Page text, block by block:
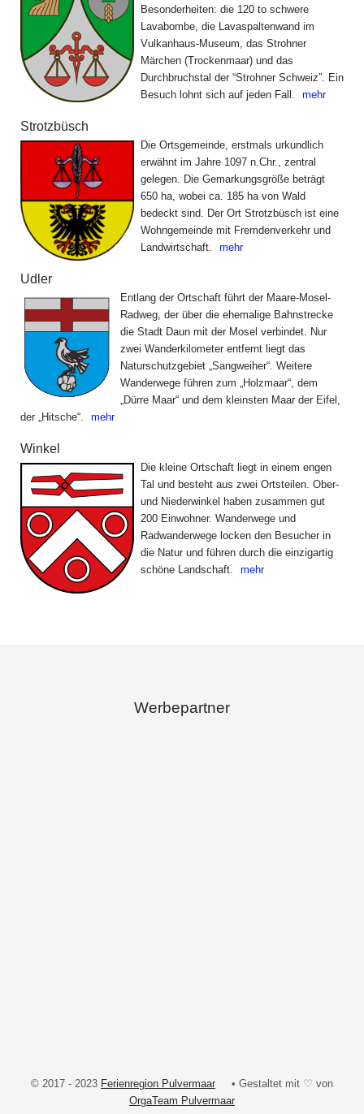
Besonderheiten: die 120 to schwere
Lavabombe, die Lavaspaltenwand im
Vulkanhaus-Museum, das Strohner
Märchen (Trockenmaar) und das
Durchbruchstal der “Strohner Schweiz”. Ein
Besuch lohnt sich auf jeden Fall.
mehr
Strotzbüsch
Die Ortsgemeinde, erstmals urkundlich
erwähnt im Jahre 1097 n.Chr., zentral
gelegen. Die Gemarkungsgröße beträgt
650 ha, wobei ca. 185 ha von Wald
bedeckt sind. Der Ort Strotzbüsch ist eine
Wohngemeinde mit Fremdenverkehr und
Landwirtschaft.
mehr
Udler
Entlang der Ortschaft führt der Maare-Mosel-
Radweg, der über die ehemalige Bahnstrecke
die Stadt Daun mit der Mosel verbindet. Nur
zwei Wanderkilometer entfernt liegt das
Naturschutz­gebiet „Sangweiher“. Weitere
Wanderwege führen zum „Holzmaar“, dem
„Dürre Maar“ und dem kleinsten Maar der Eifel,
der „Hitsche“.
mehr
Winkel
Die kleine Ortschaft liegt in einem engen
Tal und besteht aus zwei Ortsteilen. Ober-
und Niederwinkel haben zusammen gut
200 Einwohner. Wanderwege und
Radwanderwege locken den Besucher in
die Natur und führen durch die einzigartig
schöne Landschaft.
mehr
Werbepartner
© 2017 - 2023 Ferienregion Pulvermaar • Gestaltet mit ♡ von
OrgaTeam Pulvermaar